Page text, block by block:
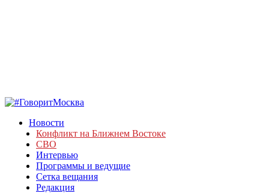
Новости
Конфликт на Ближнем Востоке
СВО
Интервью
Программы и ведущие
Сетка вещания
Редакция